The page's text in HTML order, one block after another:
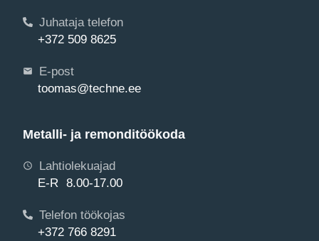
Juhataja telefon
+372 509 8625
E-post
toomas@techne.ee
Metalli- ja remonditöökoda
Lahtiolekuajad
E-R 8.00-17.00
Telefon töökojas
+372 766 8291